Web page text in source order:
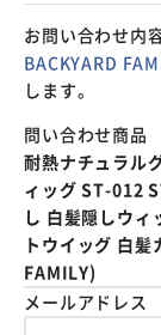
お問い合わせ内
BACKYARD
します。
問い合わせ商品
耐熱ナチュラル
ィッグ ST-012
し 白髪隠しウィ
トウイッグ 白
FAMILY)
メールアドレス